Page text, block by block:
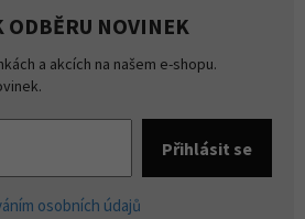
ODBĚRU NOVINEK
a akcích na našem e-shopu.
osobních údajů